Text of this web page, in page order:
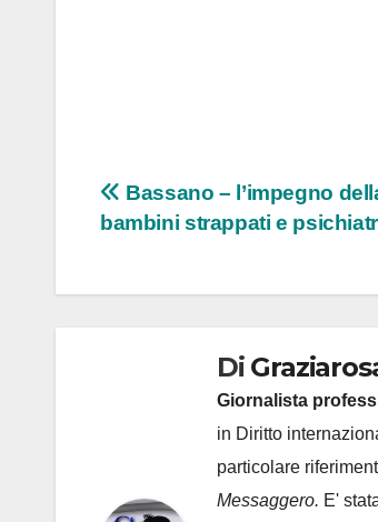
Navigazione
Bassano – l’impegno
bambini strappati e
Di
Giornalista
in Diritto
particolare
Messaggero. E'